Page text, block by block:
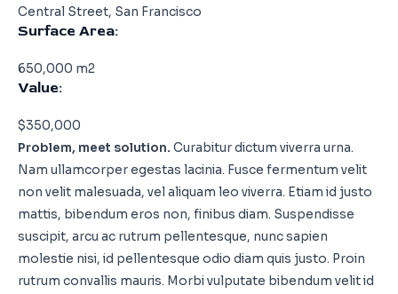
Central Street, San Francisco
Surface Area:
650,000 m2
Value:
$350,000
Problem, meet solution. Curabitur dictum viverra urna.
Nam ullamcorper egestas lacinia. Fusce fermentum velit
non velit malesuada, vel aliquam leo viverra. Etiam id justo
mattis, bibendum eros non, finibus diam. Suspendisse
suscipit, arcu ac rutrum pellentesque, nunc sapien
molestie nisi, id pellentesque odio diam quis justo. Proin
rutrum convallis mauris. Morbi vulputate bibendum velit id